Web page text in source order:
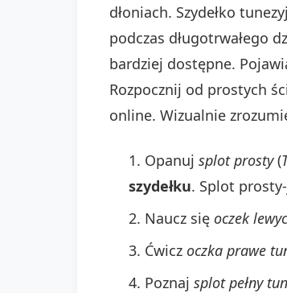
dłoniach. Szydełko
podczas długotrwałego
bardziej dostępne.
Rozpocznij od prostych
online. Wizualnie
Opanuj splot prosty(
szydełku. Splot
Naucz się oczek
Ćwicz oczka prawe
Poznaj splot pełny